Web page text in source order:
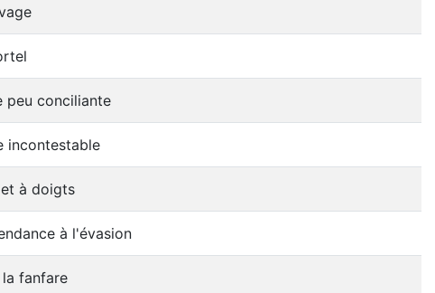
peu conciliante
incontestable
à doigts
à l'évasion
fanfare